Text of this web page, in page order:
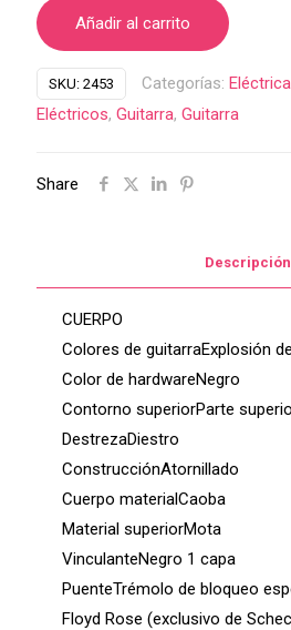
Añadir al carrito
SKU: 2453 Categorías:
Eléctricos, Guitarra, Guitarra
Share
Descripción
CUERPO
Colores de guitarraExplosión
Color de hardwareNegro
Contorno superiorParte
DestrezaDiestro
ConstrucciónAtornillado
Cuerpo materialCaoba
Material superiorMota
VinculanteNegro 1 capa
PuenteTrémolo de bloqueo
Floyd Rose (exclusivo de